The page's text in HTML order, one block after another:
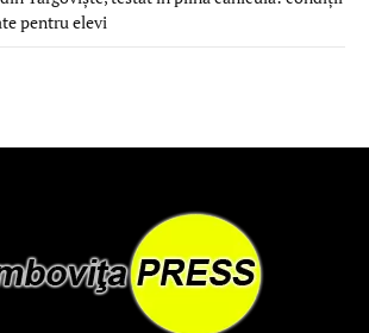
pentru elevi